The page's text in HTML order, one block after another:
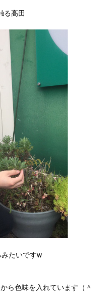
る髙田
たいですw
ら色味を入れています（＾